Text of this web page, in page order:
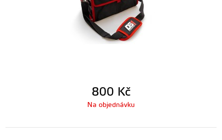
800 Kč
Na objednávku